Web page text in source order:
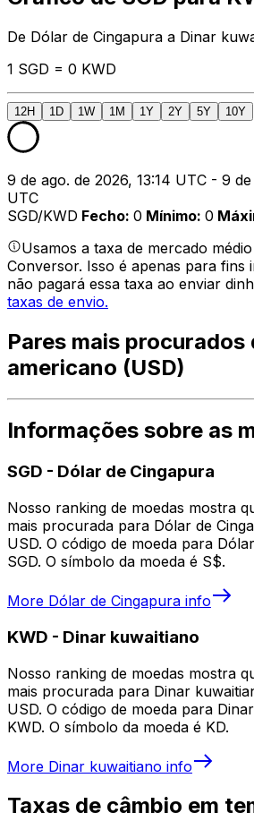
De Dólar de Cingapura a Dinar
1 SGD = 0 KWD
12H 1D 1W 1M 1Y 2Y 5Y 10Y
9 de ago. de 2026, 13:14 UTC - 9
UTC
SGD/KWD Fecho: 0 Mínimo: 0
Usamos a taxa de mercado
Conversor. Isso é apenas para fins
não pagará essa taxa ao enviar
taxas de envio.
Pares mais procurados
americano (USD)
Informações sobre as
SGD - Dólar de Cingapura
Nosso ranking de moedas mostra
mais procurada para Dólar de
USD. O código de moeda para
SGD. O símbolo da moeda é S$.
More Dólar de Cingapura info
KWD - Dinar kuwaitiano
Nosso ranking de moedas mostra
mais procurada para Dinar
USD. O código de moeda para
KWD. O símbolo da moeda é KD.
More Dinar kuwaitiano info
Taxas de câmbio em